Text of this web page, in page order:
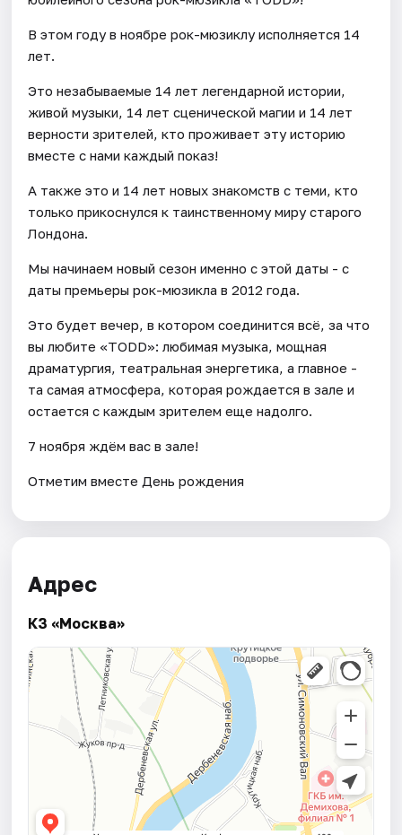
В этом году в ноябре рок-мюзиклу исполняется 14
лет.
Это незабываемые 14 лет легендарной истории,
живой музыки, 14 лет сценической магии и 14 лет
верности зрителей, кто проживает эту историю
вместе с нами каждый показ!
А также это и 14 лет новых знакомств с теми, кто
только прикоснулся к таинственному миру старого
Лондона.
Мы начинаем новый сезон именно с этой даты - с
даты премьеры рок-мюзикла в 2012 года.
Это будет вечер, в котором соединится всё, за что
вы любите «TODD»: любимая музыка, мощная
драматургия, театральная энергетика, а главное -
та самая атмосфера, которая рождается в зале и
остается с каждым зрителем еще надолго.
7 ноября ждём вас в зале!
Отметим вместе День рождения
Адрес
КЗ «Москва»